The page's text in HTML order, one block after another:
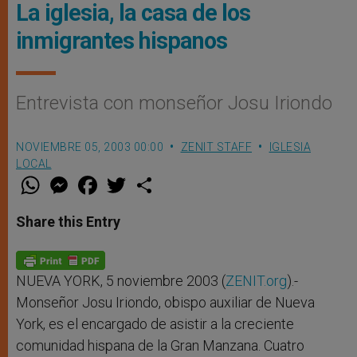
La iglesia, la casa de los
inmigrantes hispanos
Entrevista con monseñor Josu Iriondo
NOVIEMBRE 05, 2003 00:00 ZENIT STAFF
IGLESIA
LOCAL
W
t
s
p
p
M
e
s
e
g
e
r
F
a
e
b
o
k
w
Share this Entry
NUEVA YORK, 5 noviembre 2003 (ZENIT.org).-
Monseñor Josu Iriondo, obispo auxiliar de Nueva
York, es el encargado de asistir a la creciente
comunidad hispana de la Gran Manzana. Cuatro